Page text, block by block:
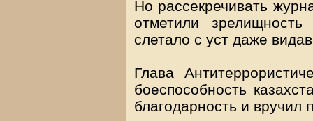
Но рассекречивать
отметили
слетало с уст даже
Глава
боеспособность
благодарность и вручил